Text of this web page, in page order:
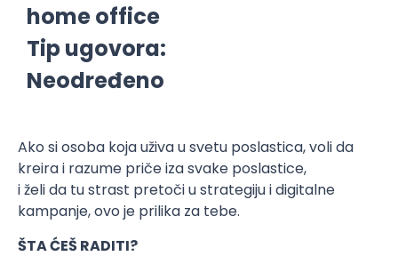
home office
Tip ugovora:
Neodređeno
Ako si osoba koja uživa u svetu poslastica, voli da
kreira i razume priče iza svake poslastice,
i želi da tu strast pretoči u strategiju i digitalne
kampanje, ovo je prilika za tebe.
ŠTA ĆEŠ RADITI?